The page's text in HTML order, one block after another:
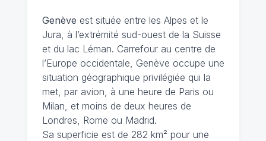
Genève est située entre les Alpes et le
Jura, à l’extrémité sud-ouest de la Suisse
et du lac Léman. Carrefour au centre de
l’Europe occidentale, Genève occupe une
situation géographique privilégiée qui la
met, par avion, à une heure de Paris ou
Milan, et moins de deux heures de
Londres, Rome ou Madrid.
Sa superficie est de 282 km² pour une